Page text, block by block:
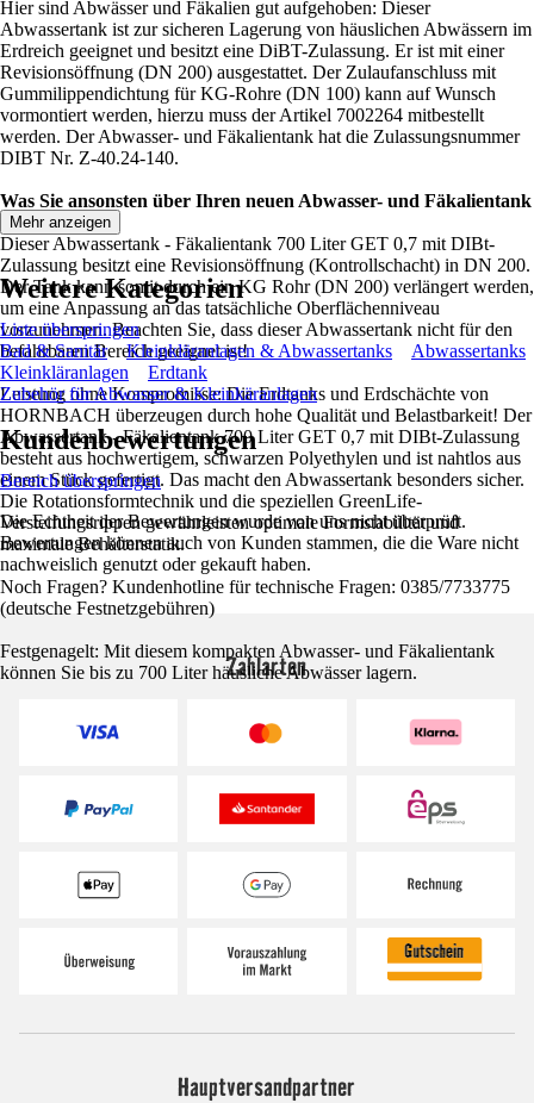
Hier sind Abwässer und Fäkalien gut aufgehoben: Dieser
Abwassertank ist zur sicheren Lagerung von häuslichen Abwässern im
Erdreich geeignet und besitzt eine DiBT-Zulassung. Er ist mit einer
Revisionsöffnung (DN 200) ausgestattet. Der Zulaufanschluss mit
Gummilippendichtung für KG-Rohre (DN 100) kann auf Wunsch
vormontiert werden, hierzu muss der Artikel 7002264 mitbestellt
werden. Der Abwasser- und Fäkalientank hat die Zulassungsnummer
DIBT Nr. Z-40.24-140.
Was Sie ansonsten über Ihren neuen Abwasser- und Fäkalientank
wissen sollten
Dieser Abwassertank - Fäkalientank 700 Liter GET 0,7 mit DIBt-
Zulassung besitzt eine Revisionsöffnung (Kontrollschacht) in DN 200.
Der Tank kann somit durch ein KG Rohr (DN 200) verlängert werden,
um eine Anpassung an das tatsächliche Oberflächenniveau
vorzunehmen. Beachten Sie, dass dieser Abwassertank nicht für den
befahrbaren Bereich geeignet ist!
Leistung ohne Kompromisse: Die Erdtanks und Erdschächte von
HORNBACH überzeugen durch hohe Qualität und Belastbarkeit! Der
Abwassertank - Fäkalientank 700 Liter GET 0,7 mit DIBt-Zulassung
besteht aus hochwertigem, schwarzen Polyethylen und ist nahtlos aus
einem Stück gefertigt. Das macht den Abwassertank besonders sicher.
Die Rotationsformtechnik und die speziellen GreenLife-
Versteifungsrippen gewährleisten optimale Formstabilität und
maximale Behälterstatik.
Noch Fragen? Kundenhotline für technische Fragen: 0385/7733775
(deutsche Festnetzgebühren)
Festgenagelt: Mit diesem kompakten Abwasser- und Fäkalientank
können Sie bis zu 700 Liter häusliche Abwässer lagern.
Mehr anzeigen
Weitere Kategorien
Liste überspringen
Bad & Sanitär
Kleinkläranlagen & Abwassertanks
Abwassertanks
Kleinkläranlagen
Erdtank
Zubehör für Abwasser & Kleinkäranlagen
Kundenbewertungen
Bereich überspringen
Die Echtheit der Bewertungen wurde von uns nicht überprüft.
Bewertungen können auch von Kunden stammen, die die Ware nicht
nachweislich genutzt oder gekauft haben.
Zahlarten
Hauptversandpartner